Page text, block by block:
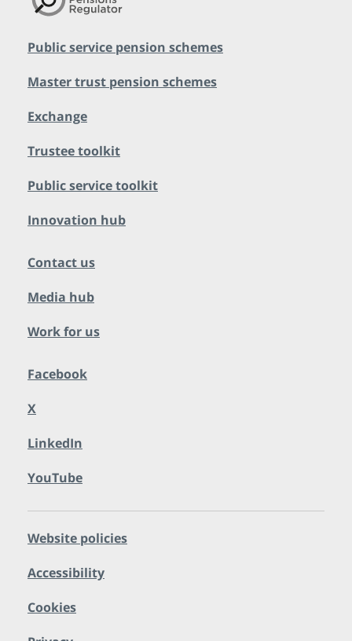
Public service pension schemes
Master trust pension schemes
Exchange
Trustee toolkit
Public service toolkit
Innovation hub
Contact us
Media hub
Work for us
Facebook
X
LinkedIn
YouTube
Website policies
Accessibility
Cookies